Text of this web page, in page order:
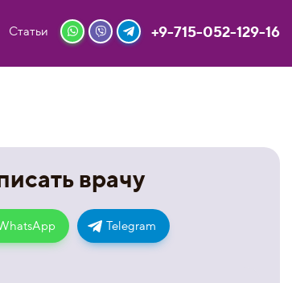
Статьи +9-715-052-129-16
врачу
Telegram